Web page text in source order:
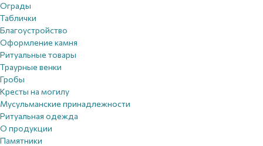
Ограды
Таблички
Благоустройствo
Оформление камня
Ритуальные товары
Траурные венки
Гробы
Кресты на могилу
Мусульманские принадлежности
Ритуальная одежда
О продукции
Памятники